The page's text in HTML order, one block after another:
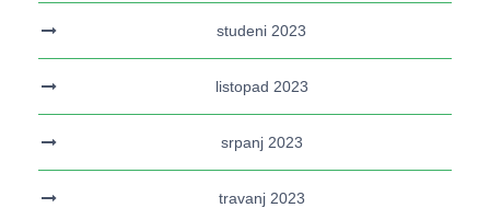
studeni 2023
listopad 2023
srpanj 2023
travanj 2023